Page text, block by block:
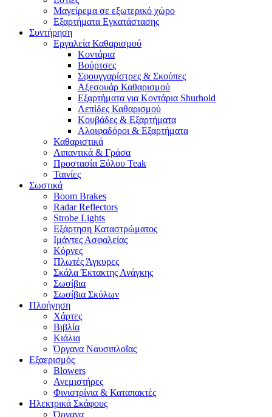
Μαγείρεμα σε εξωτερικό χώρο
Εξαρτήματα Εγκατάστασης
Συντήρηση
Εργαλεία Καθαρισμού
Κοντάρια
Βούρτσες
Σφουγγαρίστρες & Σκούπες
Αξεσουάρ Καθαρισμού
Εξαρτήματα για Κοντάρια Shurhold
Λεπίδες Καθαρισμού
Κουβάδες & Εξαρτήματα
Αλοιφαδόροι & Εξαρτήματα
Καθαριστικά
Λιπαντικά & Γράσα
Προστασία Ξύλου Teak
Ταινίες
Σωστικά
Boom Brakes
Radar Reflectors
Strobe Lights
Εξάρτηση Καταστρώματος
Ιμάντες Ασφαλείας
Κόρνες
Πλωτές Άγκυρες
Σκάλα Έκτακτης Ανάγκης
Σωσίβια
Σωσίβια Σκύλων
Πλοήγηση
Χάρτες
Βιβλία
Κιάλια
Όργανα Ναυσιπλοΐας
Εξαερισμός
Blowers
Ανεμιστήρες
Φινιστρίνια & Καταπακτές
Ηλεκτρικά Σκάφους
Όργανα